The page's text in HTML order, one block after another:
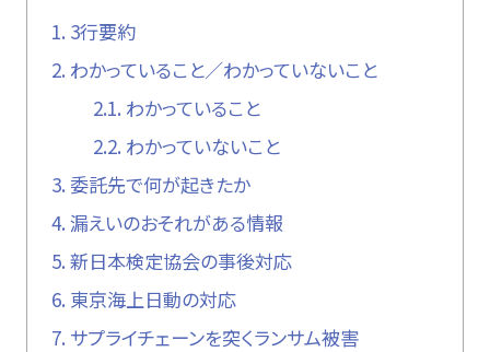
1. 3行要約
2. わかっていること／わかっていないこと
2.1. わかっていること
2.2. わかっていないこと
3. 委託先で何が起きたか
4. 漏えいのおそれがある情報
5. 新日本検定協会の事後対応
6. 東京海上日動の対応
7. サプライチェーンを突くランサム被害